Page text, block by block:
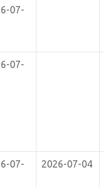
07-
07-
07-
2026-07-04